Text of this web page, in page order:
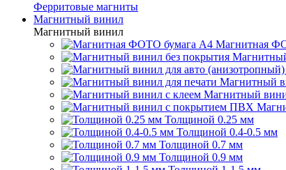
Ферритовые магниты
Магнитный винил
Магнитный винил
Магнитная
Магнитный
Магнитный
Толщиной 0.25 мм
Толщиной 0.4-0.5 мм
Толщиной 0.7 мм
Толщиной 0.9 мм